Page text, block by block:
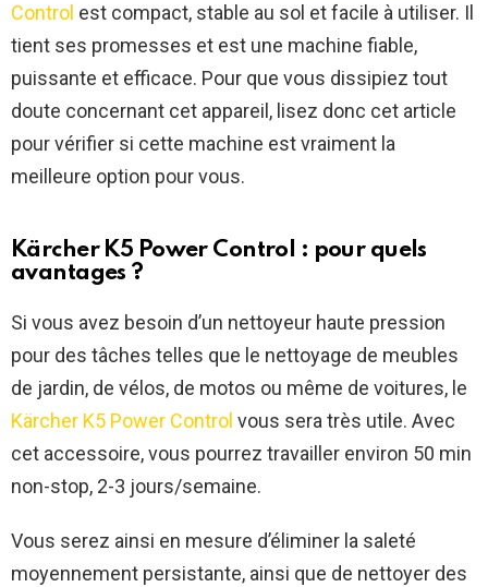
Control est compact, stable au sol et facile à utiliser. Il
tient ses promesses et est une machine fiable,
puissante et efficace. Pour que vous dissipiez tout
doute concernant cet appareil, lisez donc cet article
pour vérifier si cette machine est vraiment la
meilleure option pour vous.
Kärcher K5 Power Control : pour quels
avantages ?
Si vous avez besoin d’un nettoyeur haute pression
pour des tâches telles que le nettoyage de meubles
de jardin, de vélos, de motos ou même de voitures, le
Kärcher K5 Power Control vous sera très utile. Avec
cet accessoire, vous pourrez travailler environ 50 min
non-stop, 2-3 jours/semaine.
Vous serez ainsi en mesure d’éliminer la saleté
moyennement persistante, ainsi que de nettoyer des